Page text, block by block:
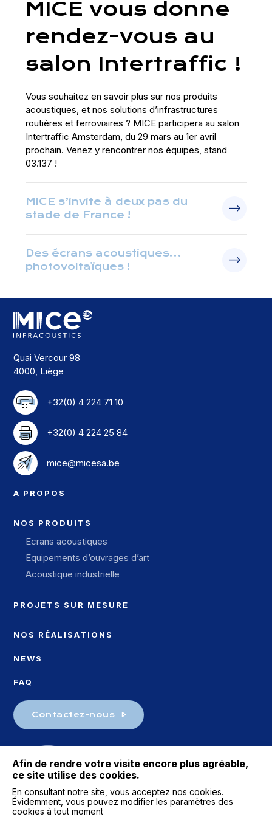
MICE vous donne
rendez-vous au
salon Intertraffic !
Vous souhaitez en savoir plus sur nos produits
acoustiques, et nos solutions d’infrastructures
routières et ferroviaires ? MICE participera au salon
Intertraffic Amsterdam, du 29 mars au 1er avril
prochain. Venez y rencontrer nos équipes, stand
03.137 !
MICE s’invite à deux pas du
stade de France !
Des écrans acoustiques…
photovoltaïques !
Quai Vercour 98
4000, Liège
+32(0) 4 224 71 10
+32(0) 4 224 25 84
mice@micesa.be
A PROPOS
NOS PRODUITS
Ecrans acoustiques
Equipements d’ouvrages d’art
Acoustique industrielle
PROJETS SUR MESURE
NOS RÉALISATIONS
NEWS
FAQ
Contactez-nous
Afin de rendre votre visite encore plus agréable,
ce site utilise des cookies.
En consultant notre site, vous acceptez nos cookies.
Évidemment, vous pouvez modifier les paramètres des
cookies à tout moment